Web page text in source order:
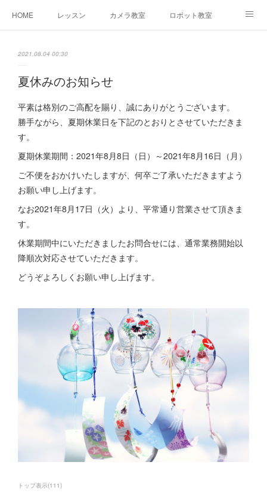
HOME レッスン カメラ教室 ロボット教室
2021.08.04 00:30
夏休みのお知らせ
平素は格別のご高配を賜り、誠にありがとうございます。
勝手ながら、夏期休業日を下記のとおりとさせていただきま
す。
夏期休業期間：2021年8月8日（日）～2021年8月16日（月）
ご不便をおかけいたしますが、何卒ご了承いただきますよう
お願い申し上げます。
なお2021年8月17日（火）より、平常通り営業させて頂きま
す。
休業期間中にいただきましたお問合せには、通常業務開始以
降順次対応させていただきます。
どうぞよろしくお願い申し上げます。
トップ表示(111)